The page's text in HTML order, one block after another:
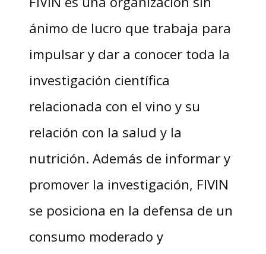
ánimo de lucro que trabaja para
impulsar y dar a conocer toda la
investigación científica
relacionada con el vino y su
relación con la salud y la
nutrición. Además de informar y
promover la investigación, FIVIN
se posiciona en la defensa de un
consumo moderado y